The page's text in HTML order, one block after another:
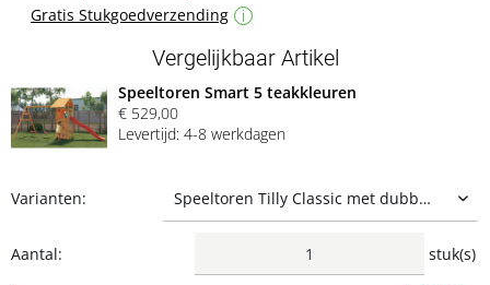
Gratis Stukgoedverzending
i
Vergelijkbaar Artikel
Speeltoren Smart 5 teakkleuren
€ 529,00
Levertijd: 4-8 werkdagen
Varianten:
Aantal: stuk(s)